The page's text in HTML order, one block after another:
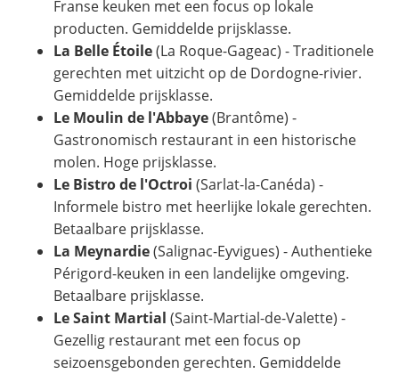
Franse keuken met een focus op lokale
producten. Gemiddelde prijsklasse.
La Belle Étoile(La Roque-Gageac) - Traditionele
gerechten met uitzicht op de Dordogne-rivier.
Gemiddelde prijsklasse.
Le Moulin de l'Abbaye(Brantôme) -
Gastronomisch restaurant in een historische
molen. Hoge prijsklasse.
Le Bistro de l'Octroi (Sarlat-la-Canéda) -
Informele bistro met heerlijke lokale gerechten.
Betaalbare prijsklasse.
La Meynardie(Salignac-Eyvigues) - Authentieke
Périgord-keuken in een landelijke omgeving.
Betaalbare prijsklasse.
Le Saint Martial (Saint-Martial-de-Valette) -
Gezellig restaurant met een focus op
seizoensgebonden gerechten. Gemiddelde